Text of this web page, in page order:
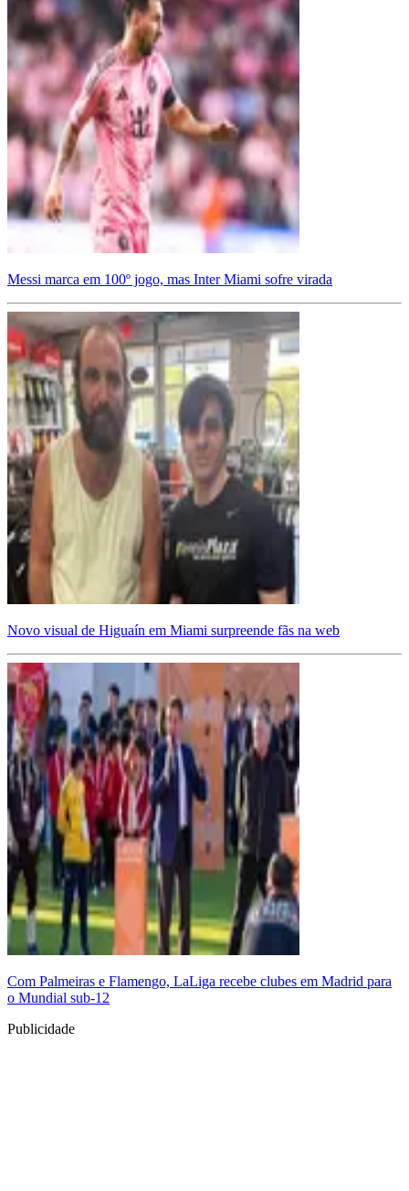
Messi marca em 100º jogo, mas Inter Miami sofre virada
Novo visual de Higuaín em Miami surpreende fãs na web
Com Palmeiras e Flamengo, LaLiga recebe clubes em Madrid para
o Mundial sub-12
Publicidade